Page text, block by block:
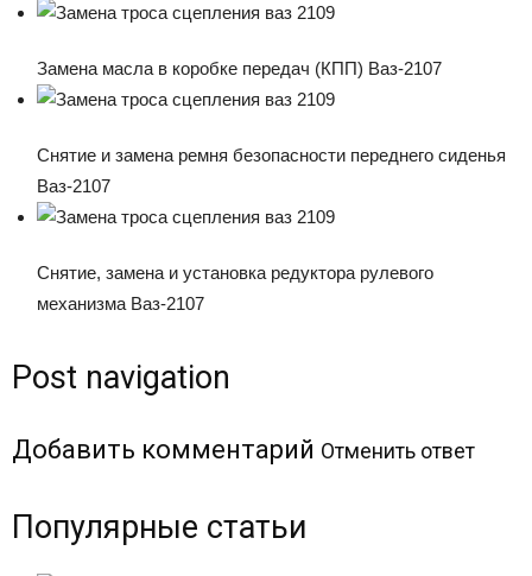
Замена масла в коробке передач (КПП) Ваз-2107
Снятие и замена ремня безопасности переднего сиденья
Ваз-2107
Снятие, замена и установка редуктора рулевого
механизма Ваз-2107
Post navigation
Добавить комментарий Отменить ответ
Популярные статьи